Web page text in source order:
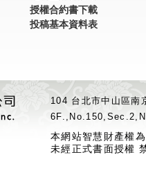
授權合約書下載
投稿基本資料表
104 台北市中山區
本網站智慧財產權
未經正式書面授權